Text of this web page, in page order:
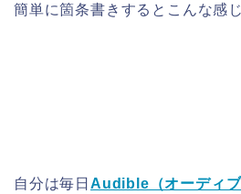
簡単に箇条書きするとこんな感じ
自分は毎日 Audible（オーディブ